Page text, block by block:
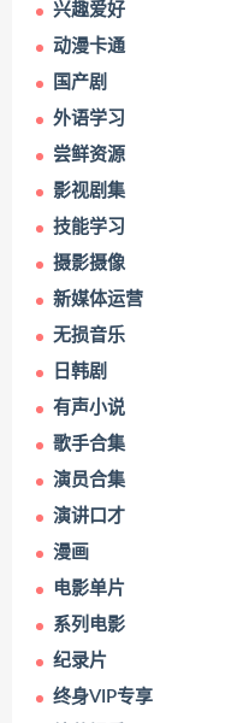
兴趣爱好
动漫卡通
国产剧
外语学习
尝鲜资源
影视剧集
技能学习
摄影摄像
新媒体运营
无损音乐
日韩剧
有声小说
歌手合集
演员合集
演讲口才
漫画
电影单片
系列电影
纪录片
终身VIP专享